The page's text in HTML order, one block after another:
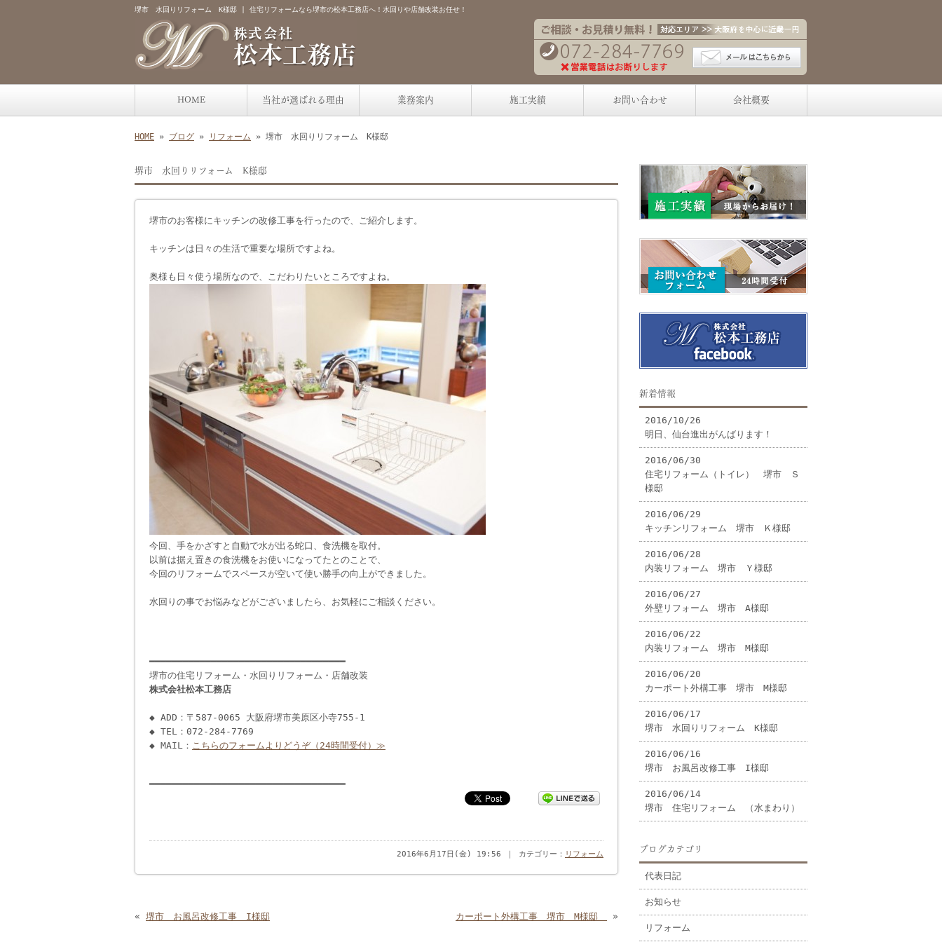
堺市 水回りリフォーム K様邸 | 住宅リフォームなら堺市の松本工務店へ！水回りや店舗改装お任せ！
HOME 当社が選ばれる理由 業務案内 施工実績 お問い合わせ 会社概要
HOME » ブログ » リフォーム » 堺市 水回りリフォーム K様邸
堺市 水回りリフォーム K様邸
堺市のお客様にキッチンの改修工事を行ったので、ご紹介します。
キッチンは日々の生活で重要な場所ですよね。
奥様も日々使う場所なので、こだわりたいところですよね。
今回、手をかざすと自動で水が出る蛇口、食洗機を取付。
以前は据え置きの食洗機をお使いになってたとのことで、
今回のリフォームでスペースが空いて使い勝手の向上ができました。
水回りの事でお悩みなどがございましたら、お気軽にご相談ください。
━━━━━━━━━━━━━━━━━━━━━━━━━━━━━━━━━━━
堺市の住宅リフォーム・水回りリフォーム・店舗改装
株式会社松本工務店
◆ ADD：〒587-0065 大阪府堺市美原区小寺755-1
◆ TEL：072-284-7769
◆ MAIL： こちらのフォームよりどうぞ（24時間受付）≫
━━━━━━━━━━━━━━━━━━━━━━━━━━━━━━━━━━━
2016年6月17日(金) 19:56 ｜ カテゴリー： リフォーム
« 堺市 お風呂改修工事 I様邸 カーポート外構工事 堺市 M様邸 »
新着情報
2016/10/26
明日、仙台進出がんばります！
2016/06/30
住宅リフォーム（トイレ） 堺市 Ｓ
様邸
2016/06/29
キッチンリフォーム 堺市 Ｋ様邸
2016/06/28
内装リフォーム 堺市 Ｙ様邸
2016/06/27
外壁リフォーム 堺市 A様邸
2016/06/22
内装リフォーム 堺市 M様邸
2016/06/20
カーポート外構工事 堺市 M様邸
2016/06/17
堺市 水回りリフォーム K様邸
2016/06/16
堺市 お風呂改修工事 I様邸
2016/06/14
堺市 住宅リフォーム （水まわり）
ブログカテゴリ
代表日記
お知らせ
リフォーム